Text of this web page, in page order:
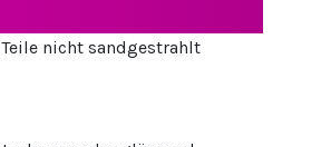
nicht sandgestrahlt